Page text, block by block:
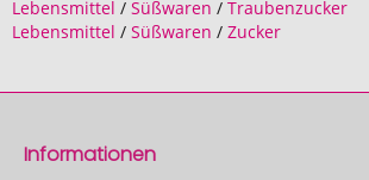
Lebensmittel / Süßwaren / Traubenzucker
Lebensmittel / Süßwaren / Zucker
Informationen